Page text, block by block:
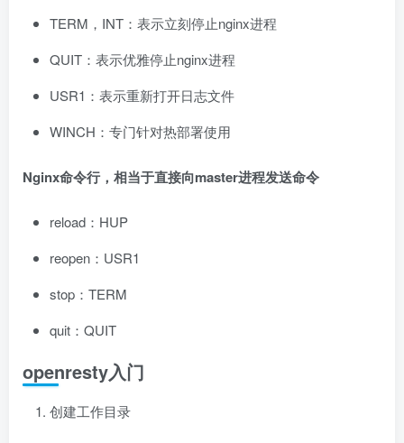
TERM，INT：表示立刻停止nginx进程
QUIT：表示优雅停止nginx进程
USR1：表示重新打开日志文件
WINCH：专门针对热部署使用
Nginx命令行，相当于直接向master进程发送命令
reload：HUP
reopen：USR1
stop：TERM
quit：QUIT
openresty入门
创建工作目录